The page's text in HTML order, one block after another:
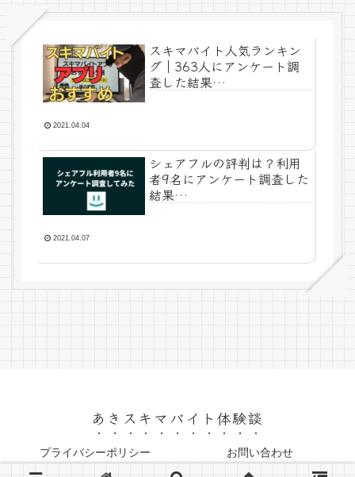
スキマバイト人気ランキン
グ｜363人にアンケート調
査した結果…
2021.04.04
シェアフルの評判は？利用
者9名にアンケート調査した
結果…
2021.04.07
あきスキマバイト体験談
プライバシーポリシー お問い合わせ